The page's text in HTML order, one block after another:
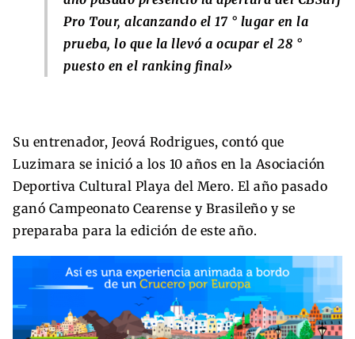
Pro Tour, alcanzando el 17 ° lugar en la
prueba, lo que la llevó a ocupar el 28 °
puesto en el ranking final»
Su entrenador, Jeová Rodrigues, contó que
Luzimara se inició a los 10 años en la Asociación
Deportiva Cultural Playa del Mero. El año pasado
ganó Campeonato Cearense y Brasileño y se
preparaba para la edición de este año.